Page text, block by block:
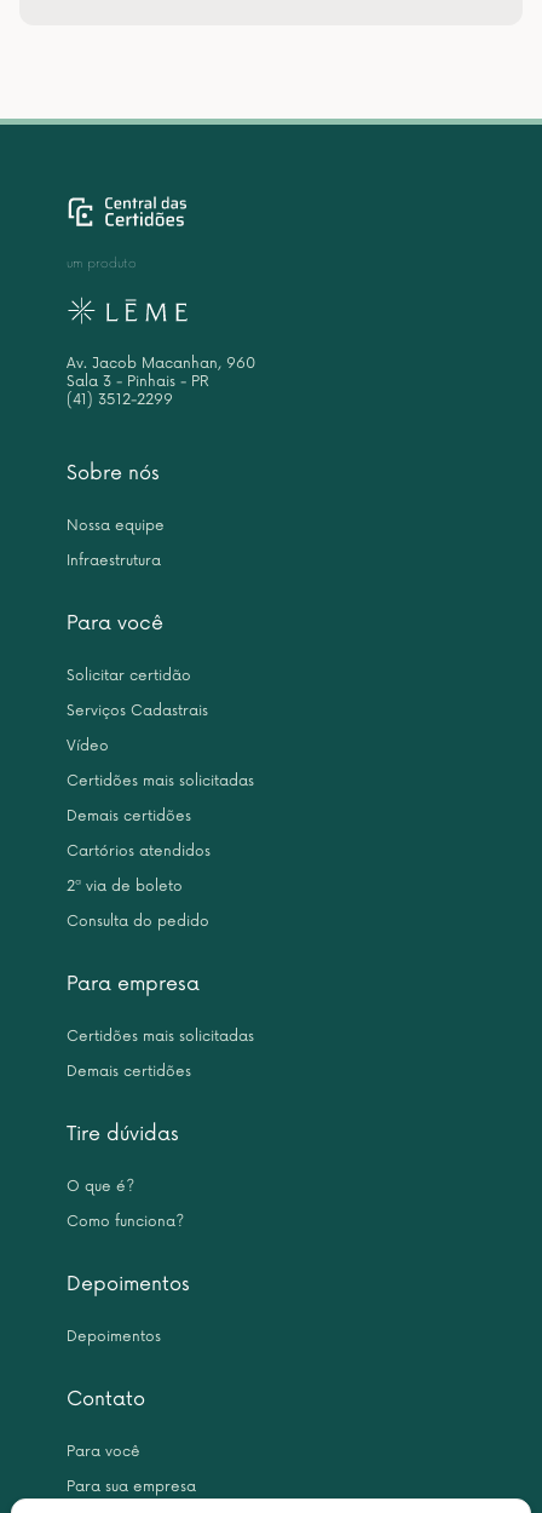
Sobre nós
Nossa equipe
Infraestrutura
Para você
Solicitar certidão
Serviços Cadastrais
Vídeo
Certidões mais solicitadas
Demais certidões
Cartórios atendidos
2ª via de boleto
Consulta do pedido
Para empresa
Certidões mais solicitadas
Demais certidões
Tire dúvidas
O que é?
Como funciona?
Depoimentos
Depoimentos
Contato
Para você
Para sua empresa
um produto
Av. Jacob Macanhan, 960
Sala 3 - Pinhais - PR
(41) 3512-2299